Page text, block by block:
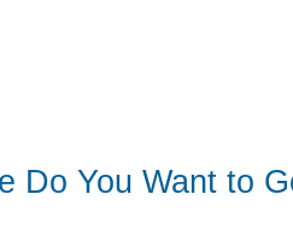
Do You Want to